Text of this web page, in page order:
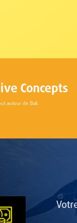
Concepts
autour de Bali.